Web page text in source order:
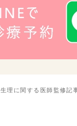
生理に関する医師監修記